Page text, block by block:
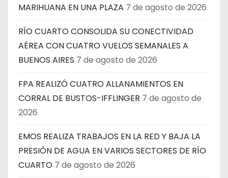
MARIHUANA EN UNA PLAZA 7 de agosto de 2026
RÍO CUARTO CONSOLIDA SU CONECTIVIDAD
AÉREA CON CUATRO VUELOS SEMANALES A
BUENOS AIRES 7 de agosto de 2026
FPA REALIZÓ CUATRO ALLANAMIENTOS EN
CORRAL DE BUSTOS-IFFLINGER 7 de agosto de
2026
EMOS REALIZA TRABAJOS EN LA RED Y BAJA LA
PRESIÓN DE AGUA EN VARIOS SECTORES DE RÍO
CUARTO 7 de agosto de 2026